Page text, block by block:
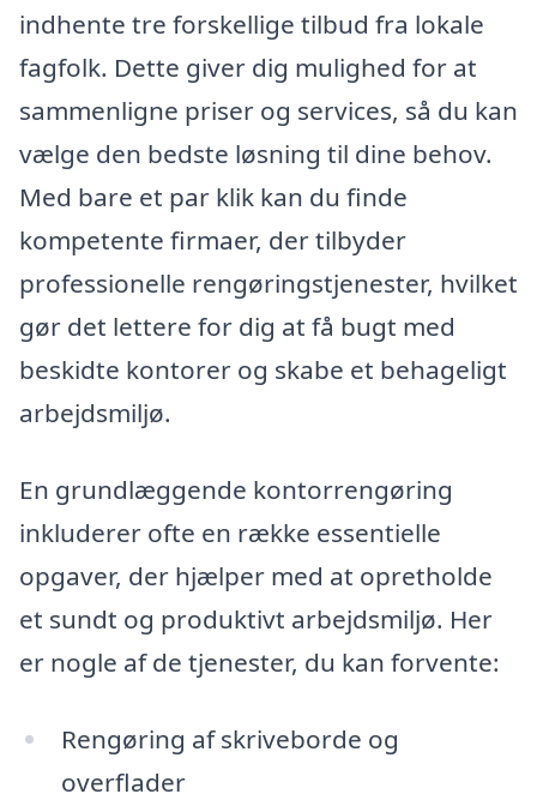
indhente tre forskellige tilbud fra lokale
fagfolk. Dette giver dig mulighed for at
sammenligne priser og services, så du kan
vælge den bedste løsning til dine behov.
Med bare et par klik kan du finde
kompetente firmaer, der tilbyder
professionelle rengøringstjenester, hvilket
gør det lettere for dig at få bugt med
beskidte kontorer og skabe et behageligt
arbejdsmiljø.
En grundlæggende kontorrengøring
inkluderer ofte en række essentielle
opgaver, der hjælper med at opretholde
et sundt og produktivt arbejdsmiljø. Her
er nogle af de tjenester, du kan forvente:
Rengøring af skriveborde og
overflader